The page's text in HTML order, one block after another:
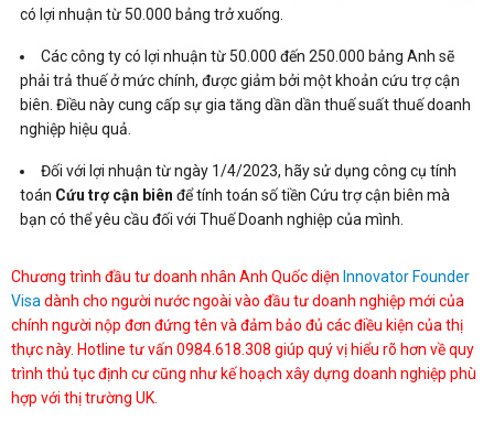
có lợi nhuận từ 50.000 bảng trở xuống.
Các công ty có lợi nhuận từ 50.000 đến 250.000 bảng Anh sẽ
phải trả thuế ở mức chính, được giảm bởi một khoản cứu trợ cận
biên. Điều này cung cấp sự gia tăng dần dần thuế suất thuế doanh
nghiệp hiệu quả.
Đối với lợi nhuận từ ngày 1/4/2023, hãy sử dụng công cụ tính
toán Cứu trợ cận biên để tính toán số tiền Cứu trợ cận biên mà
bạn có thể yêu cầu đối với Thuế Doanh nghiệp của mình.
Chương trình đầu tư doanh nhân Anh Quốc diện Innovator Founder
Visa dành cho người nước ngoài vào đầu tư doanh nghiệp mới của
chính người nộp đơn đứng tên và đảm bảo đủ các điều kiện của thị
thực này. Hotline tư vấn 0984.618.308 giúp quý vị hiểu rõ hơn về quy
trình thủ tục định cư cũng như kế hoạch xây dựng doanh nghiệp phù
hợp với thị trường UK.